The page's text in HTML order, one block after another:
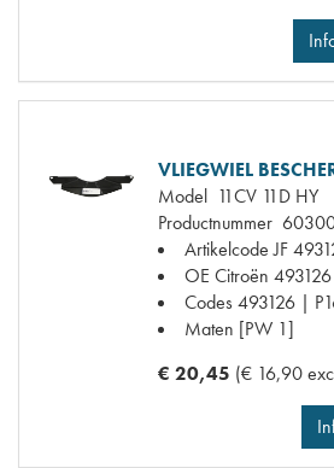
VLIEGWIEL
Model 11CV 11D HY
Productnummer
Artikelcode JF
OE Citroën 493126
Codes493126 |
Maten [PW 1]
€ 20,45 (€ 16,90